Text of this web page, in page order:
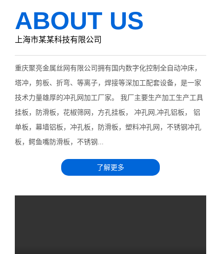
ABOUT US
上海市某某科技有限公司
重庆聚亮金属丝网有限公司拥有国内数字化控制全自动冲床，
塔冲，剪板、折弯、等离子，焊接等深加工配套设备，是一家
技术力量雄厚的冲孔网加工厂家。 我厂主要生产加工生产工具
挂板，防滑板，花椒筛网，方孔挂板， 冲孔网,冲孔铝板， 铝
单板，幕墙铝板，冲孔板，防滑板，塑料冲孔网，不锈钢冲孔
板，鳄鱼嘴防滑板，不锈钢...
了解更多